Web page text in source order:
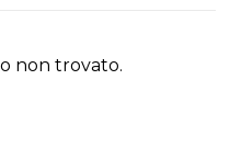
non trovato.